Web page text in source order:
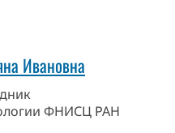
Ивановна
ФНИСЦ РАН